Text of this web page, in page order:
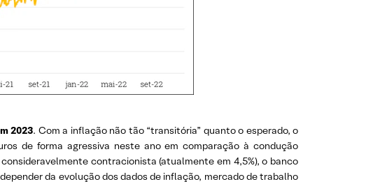
2023. Com a inflação não tão “transitória” quanto o esperado, o
de forma agressiva neste ano em comparação à condução
contracionista (atualmente em 4,5%), o banco
da evolução dos dados de inflação, mercado de trabalho